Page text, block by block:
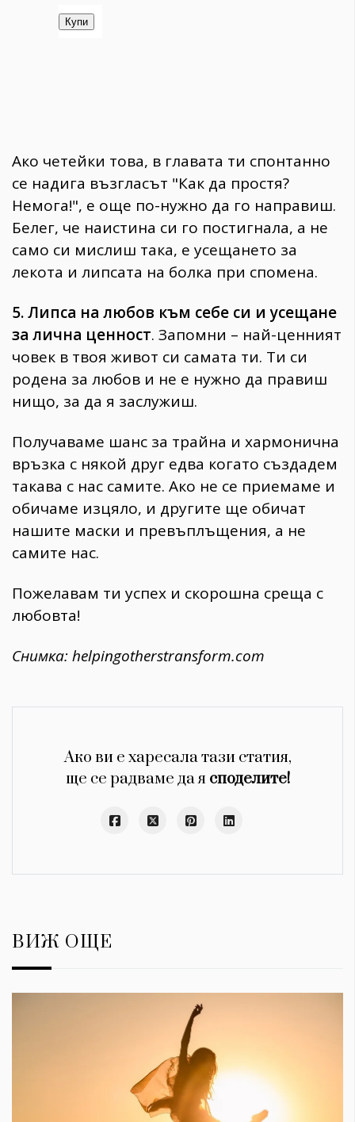
Ако четейки това, в главата ти спонтанно
се надига възгласът "Как да простя?
Немога!", е още по-нужно да го направиш.
Белег, че наистина си го постигнала, а не
само си мислиш така, е усещането за
лекота и липсата на болка при спомена.
5. Липса на любов към себе си и усещане
за лична ценност. Запомни – най-ценният
човек в твоя живот си самата ти. Ти си
родена за любов и не е нужно да правиш
нищо, за да я заслужиш.
Получаваме шанс за трайна и хармонична
връзка с някой друг едва когато създадем
такава с нас самите. Ако не се приемаме и
обичаме изцяло, и другите ще обичат
нашите маски и превъплъщения, а не
самите нас.
Пожелавам ти успех и скорошна среща с
любовта!
Снимка: helpingotherstransform.com
Ако ви е харесала тази статия,
ще се радваме да я споделите!
ВИЖ ОЩЕ